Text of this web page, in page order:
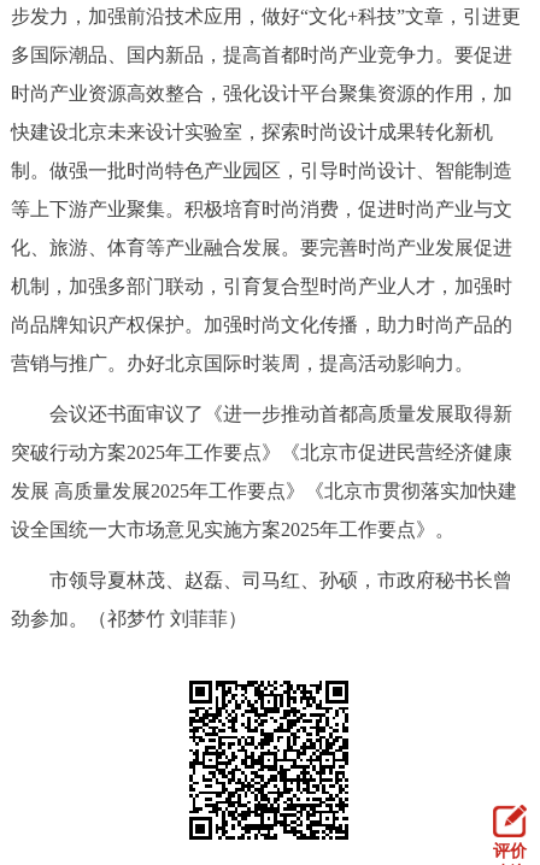
步发力，加强前沿技术应用，做好“文化+科技”文章，引进更
多国际潮品、国内新品，提高首都时尚产业竞争力。要促进
时尚产业资源高效整合，强化设计平台聚集资源的作用，加
快建设北京未来设计实验室，探索时尚设计成果转化新机
制。做强一批时尚特色产业园区，引导时尚设计、智能制造
等上下游产业聚集。积极培育时尚消费，促进时尚产业与文
化、旅游、体育等产业融合发展。要完善时尚产业发展促进
机制，加强多部门联动，引育复合型时尚产业人才，加强时
尚品牌知识产权保护。加强时尚文化传播，助力时尚产品的
营销与推广。办好北京国际时装周，提高活动影响力。
会议还书面审议了《进一步推动首都高质量发展取得新
突破行动方案2025年工作要点》《北京市促进民营经济健康
发展 高质量发展2025年工作要点》《北京市贯彻落实加快建
设全国统一大市场意见实施方案2025年工作要点》。
市领导夏林茂、赵磊、司马红、孙硕，市政府秘书长曾
劲参加。（祁梦竹 刘菲菲）
评价